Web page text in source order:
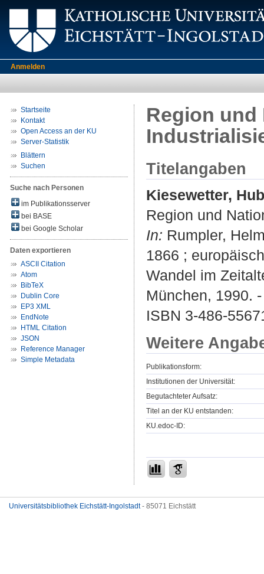
Anmelden
Startseite
Kontakt
Open Access an der KU
Server-Statistik
Blättern
Suchen
Suche nach Personen
im Publikationsserver
bei BASE
bei Google Scholar
Daten exportieren
ASCII Citation
Atom
BibTeX
Dublin Core
EP3 XML
EndNote
HTML Citation
JSON
Reference Manager
Simple Metadata
Region und
Titelangaben
Kiesewetter,
Region und
In: Rumpler,
1866 ;
Wandel im
München, 1990.
ISBN 3-486-
Weitere
Publikationsform:
Institutionen der Universität:
Begutachteter Aufsatz:
Titel an der KU entstanden:
KU.edoc-ID:
Universitätsbibliothek Eichstätt-Ingolstadt- 85071 Eichstätt